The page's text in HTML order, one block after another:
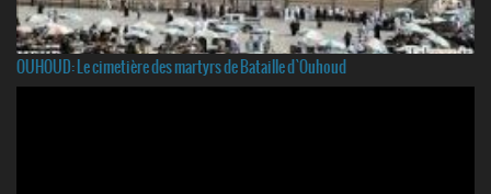
OUHOUD: Le cimetière des martyrs de Bataille d`Ouhoud